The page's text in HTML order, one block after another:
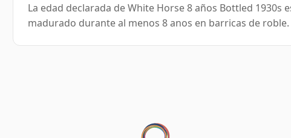
La edad declarada de White Horse 8 años Bottled 1930s
madurado durante al menos 8 anos en barricas de